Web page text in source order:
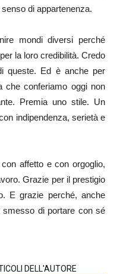
di appartenenza.
mondi diversi perché
la loro credibilità. Credo
queste. Ed è anche per
che conferiamo oggi non
Premia uno stile. Un
indipendenza, serietà e
affetto e con orgoglio,
Grazie per il prestigio
E grazie perché, anche
di portare con sé
DELL'AUTORE